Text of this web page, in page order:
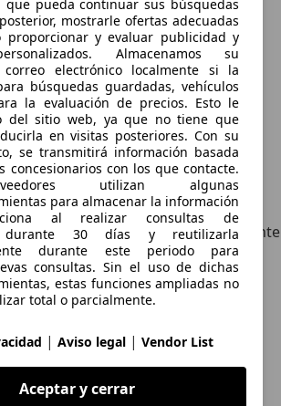
Guardar búsqueda
vehículos similares
de búsqueda, pero posiblemente
coincidencia perfecta.
ser informado
sobre vehículos
para su búsqueda?
que pueda continuar sus búsquedas
mostrarle ofertas adecuadas
proporcionar y evaluar publicidad y
Almacenamos su
electrónico localmente si la
búsquedas guardadas, vehículos
la evaluación de precios. Esto le
del sitio web, ya que no tiene que
en visitas posteriores. Con su
se transmitirá información basada
concesionarios con los que contacte.
utilizan algunas
para almacenar la información
al realizar consultas de
durante 30 días y reutilizarla
durante este periodo para
consultas. Sin el uso de dichas
estas funciones ampliadas no
total o parcialmente.
| Aviso legal | Vendor List
Aceptar y cerrar